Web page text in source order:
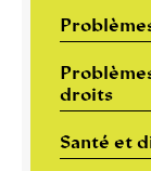
droits
Santé et